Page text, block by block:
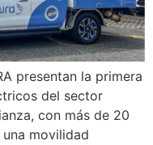
presentan la primera
del sector
con más de 20
movilidad